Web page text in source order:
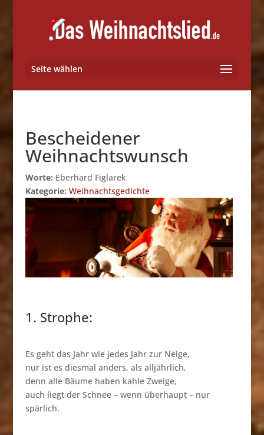
Seite wählen
Bescheidener
Weihnachtswunsch
Worte: Eberhard Figlarek
Kategorie: Weihnachtsgedichte
1. Strophe:
Es geht das Jahr wie jedes Jahr zur Neige,
nur ist es diesmal anders, als alljährlich,
denn alle Bäume haben kahle Zweige,
auch liegt der Schnee – wenn überhaupt – nur
spärlich.